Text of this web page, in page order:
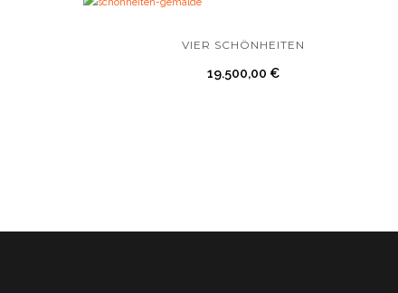
VIER SCHÖNHEITEN
19.500,00 €